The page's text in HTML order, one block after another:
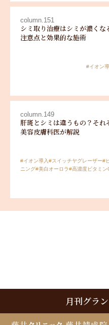
column.151
シミ取り治療はシミが濃く
注意点と効果的な施術
#イオン
column.149
肝斑とシミは違うもの？それ
美容皮膚科医が解説
#イオン導入#スイッチヤグレーザー#
ニング#美白オーロラ#高濃度ビタミン
月刊グラ